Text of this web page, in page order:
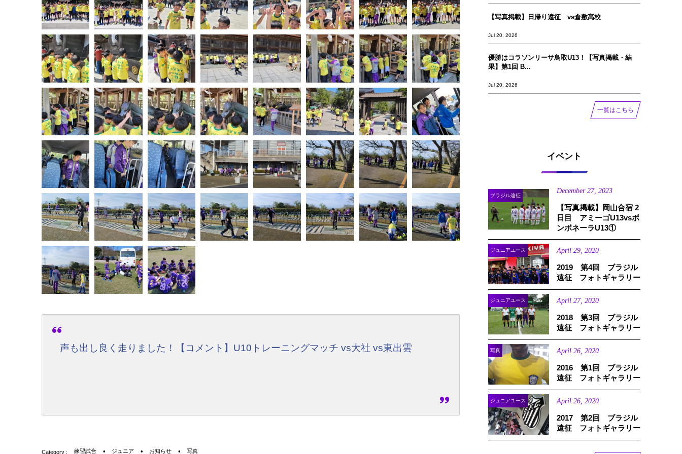
声も出し良く走りました！【コメント】U10トレーニングマッチ vs大社 vs東出雲
練習試合 ジュニア お知らせ 写真
【写真掲載】日帰り遠征 vs倉敷高校
Jul 20, 2026
優勝はコラソンリーサ鳥取U13！【写真掲載‪‪‪︎︎・結
果】第1回 B...
Jul 20, 2026
一覧はこちら
イベント
ブラジル遠征
December 27, 2023
【写真掲載】岡山合宿 2
日目 アミーゴU13vsボ
ンボネーラU13①
ジュニアユース April 29 2020
2019 第4回 ブラジル
遠征 フォトギャラリー
ジュニアユース April 27, 2020
2018 第3回 ブラジル
遠征 フォトギャラリー
写真 April 26 2020
2016 第1回 ブラジル
遠征 フォトギャラリー
ジュニアユース April 26 2020
2017 第2回 ブラジル
遠征 フォトギャラリー